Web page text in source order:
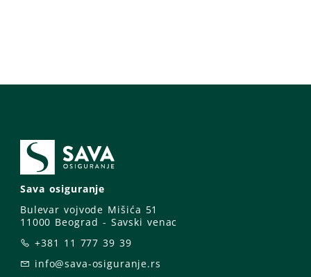
Sava osiguranje
Bulevar vojvode Mišića 51
11000 Beograd - Savski venac
+381 11 777 39 39
info@sava-osiguranje.rs